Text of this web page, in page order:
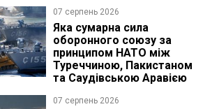
07 серпень 2026
Яка сумарна сила
оборонного союзу за
принципом НАТО між
Туреччиною, Пакистаном
та Саудівською Аравією
07 серпень 2026